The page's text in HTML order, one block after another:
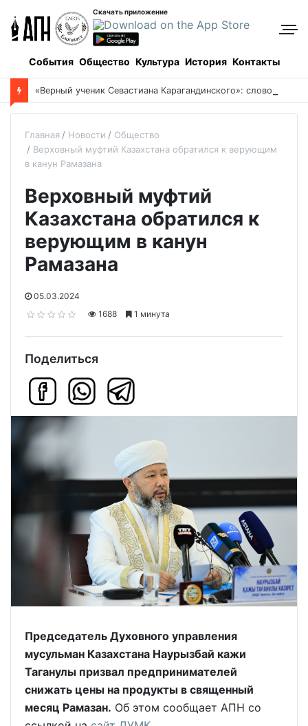
Скачать приложение
События Общество Культура История Контакты
Главная Новости
Общество
Верховный муфтий Казахстана обратился к верующим
в канун Рамазана
Верховный муфтий
Казахстана обратился к
верующим в канун
Рамазана
05.03.2024
1688
1 минута
Поделиться
Председатель Духовного управления
мусульман Казахстана Наурызбай кажи
Таганулы призвал предпринимателей
снижать цены на продукты в священный
месяц Рамазан. Об этом сообщает АПН со